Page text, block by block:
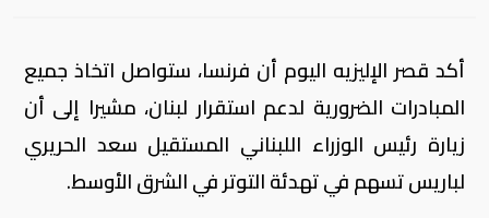
أكد قصر الإليزيه اليوم أن فرنسا، ستواصل اتخاذ جميع
المبادرات الضرورية لدعم استقرار لبنان، مشيرا إلى أن
زيارة رئيس الوزراء اللبناني المستقيل سعد الحريري
لباريس تسهم في تهدئة التوتر في الشرق الأوسط.